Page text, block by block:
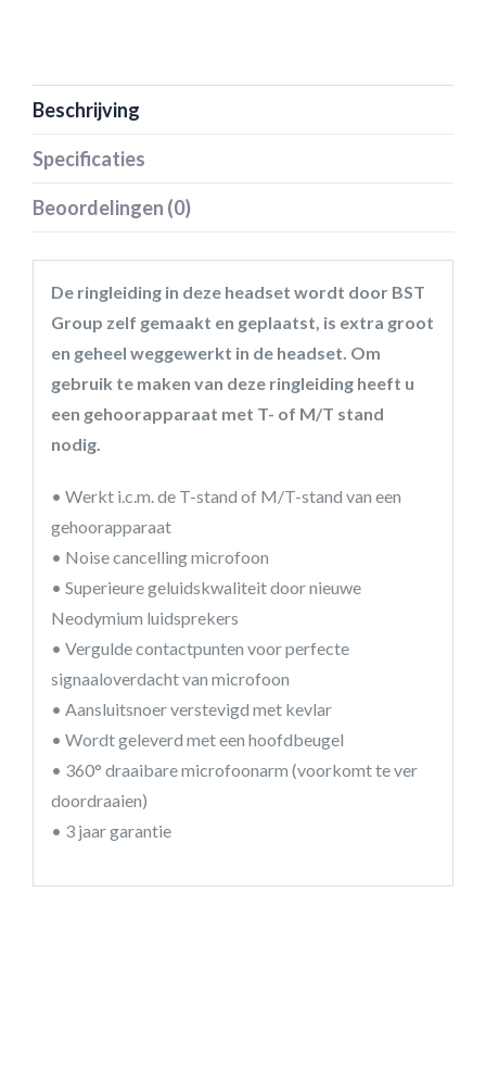
Beschrijving
Specificaties
Beoordelingen (0)
De ringleiding in deze headset wordt door BST
Group zelf gemaakt en geplaatst, is extra groot
en geheel weggewerkt in de headset. Om
gebruik te maken van deze ringleiding heeft u
een gehoorapparaat met T- of M/T stand
nodig.
• Werkt i.c.m. de T-stand of M/T-stand van een
gehoorapparaat
• Noise cancelling microfoon
• Superieure geluidskwaliteit door nieuwe
Neodymium luidsprekers
• Vergulde contactpunten voor perfecte
signaaloverdacht van microfoon
• Aansluitsnoer verstevigd met kevlar
• Wordt geleverd met een hoofdbeugel
• 360° draaibare microfoonarm (voorkomt te ver
doordraaien)
• 3 jaar garantie